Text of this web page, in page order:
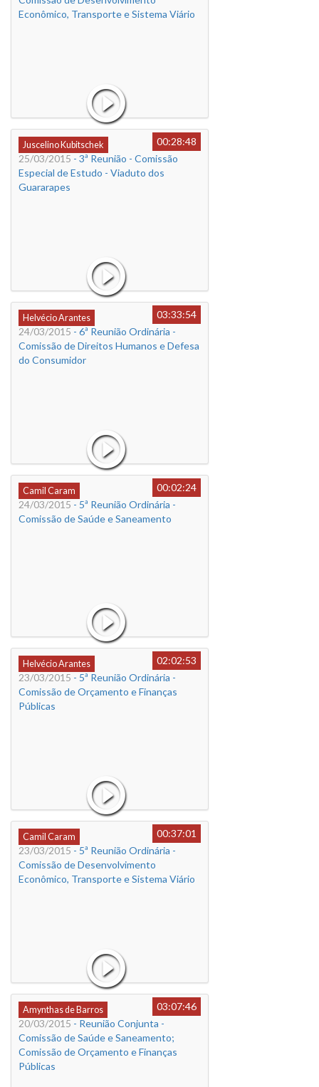
Econômico, Transporte e Sistema Viário
Juscelino Kubitschek
00:28:48
25/03/2015 - 3ª Reunião - Comissão
Especial de Estudo - Viaduto dos
Guararapes
Helvécio Arantes
03:33:54
24/03/2015 - 6ª Reunião Ordinária -
Comissão de Direitos Humanos e Defesa
do Consumidor
Camil Caram
00:02:24
24/03/2015 - 5ª Reunião Ordinária -
Comissão de Saúde e Saneamento
Helvécio Arantes
02:02:53
23/03/2015 - 5ª Reunião Ordinária -
Comissão de Orçamento e Finanças
Públicas
Camil Caram
00:37:01
23/03/2015 - 5ª Reunião Ordinária -
Comissão de Desenvolvimento
Econômico, Transporte e Sistema Viário
Amynthas de Barros
03:07:46
20/03/2015 - Reunião Conjunta -
Comissão de Saúde e Saneamento;
Comissão de Orçamento e Finanças
Públicas